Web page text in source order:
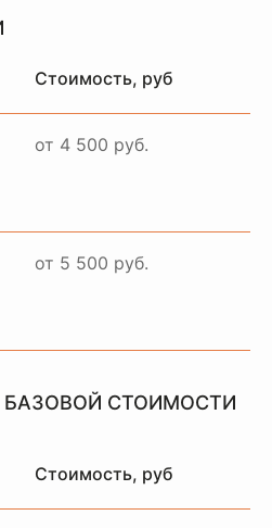
Стоимость, руб
от 4 500 руб.
от 5 500 руб.
СТОИМОСТИ
Стоимость, руб